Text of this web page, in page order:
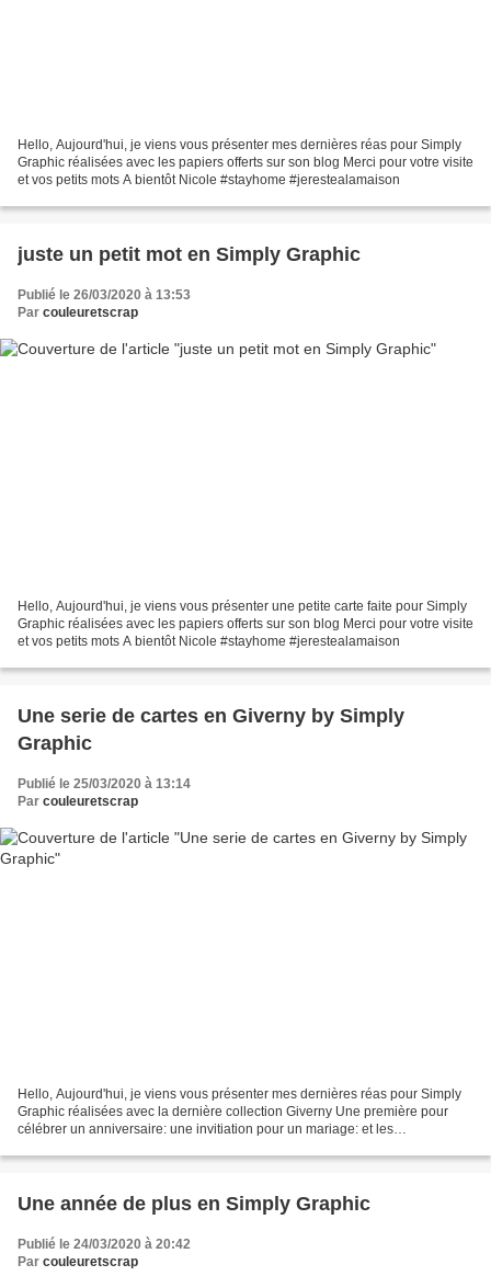
Hello, Aujourd'hui, je viens vous présenter mes dernières réas pour Simply
Graphic réalisées avec les papiers offerts sur son blog Merci pour votre visite
et vos petits mots A bientôt Nicole #stayhome #jerestealamaison
juste un petit mot en Simply Graphic
Publié le 26/03/2020 à 13:53
Par couleuretscrap
Hello, Aujourd'hui, je viens vous présenter une petite carte faite pour Simply
Graphic réalisées avec les papiers offerts sur son blog Merci pour votre visite
et vos petits mots A bientôt Nicole #stayhome #jerestealamaison
Une serie de cartes en Giverny by Simply
Graphic
Publié le 25/03/2020 à 13:14
Par couleuretscrap
Hello, Aujourd'hui, je viens vous présenter mes dernières réas pour Simply
Graphic réalisées avec la dernière collection Giverny Une première pour
célébrer un anniversaire: une invitiation pour un mariage: et les
Une année de plus en Simply Graphic
Publié le 24/03/2020 à 20:42
Par couleuretscrap